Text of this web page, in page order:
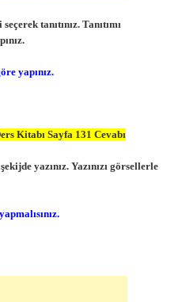
tanıtınız. Tanıtımı
yapınız.
Kitabı Sayfa 131 Cevabı
yazınız. Yazınızı görsellerle